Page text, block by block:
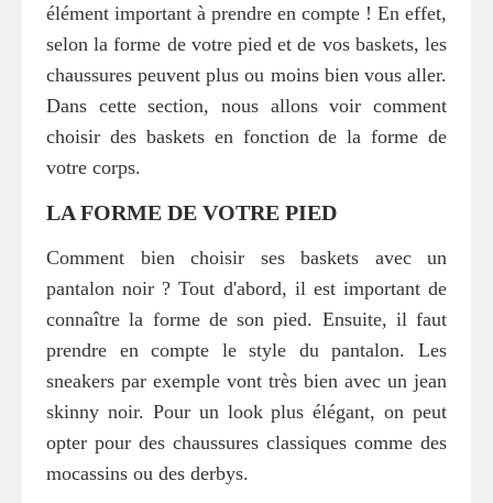
élément important à prendre en compte ! En effet,
selon la forme de votre pied et de vos baskets, les
chaussures peuvent plus ou moins bien vous aller.
Dans cette section, nous allons voir comment
choisir des baskets en fonction de la forme de
votre corps.
LA FORME DE VOTRE PIED
Comment bien choisir ses baskets avec un
pantalon noir ? Tout d'abord, il est important de
connaître la forme de son pied. Ensuite, il faut
prendre en compte le style du pantalon. Les
sneakers par exemple vont très bien avec un jean
skinny noir. Pour un look plus élégant, on peut
opter pour des chaussures classiques comme des
mocassins ou des derbys.